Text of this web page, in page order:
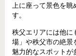
上に座って景色を
す。
秩父エリアには他に
場」や秩父市の絶景
魅力的なスポットが